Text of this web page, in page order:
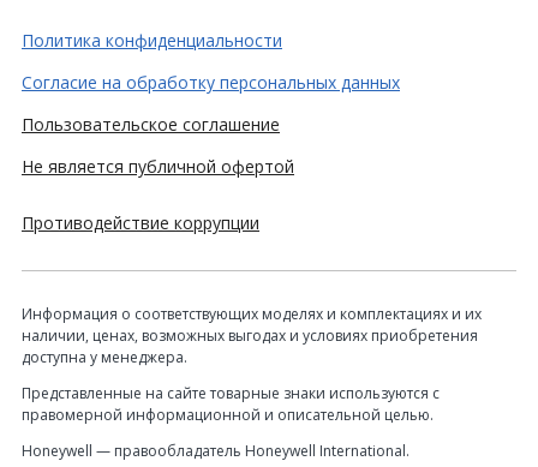
Политика конфиденциальности
Согласие на обработку персональных данных
Пользовательское соглашение
Не является публичной офертой
Противодействие коррупции
Информация о соответствующих моделях и комплектациях и их
наличии, ценах, возможных выгодах и условиях приобретения
доступна у менеджера.
Представленные на сайте товарные знаки используются с
правомерной информационной и описательной целью.
Honeywell — правообладатель Honeywell International.